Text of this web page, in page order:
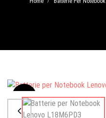
Sale